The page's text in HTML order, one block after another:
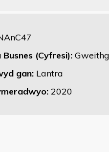
(Cyfresi):
gan: Lantra
2020